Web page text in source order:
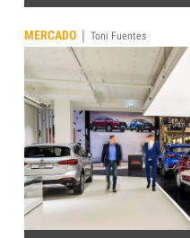
MERCADO | Toni Fuentes